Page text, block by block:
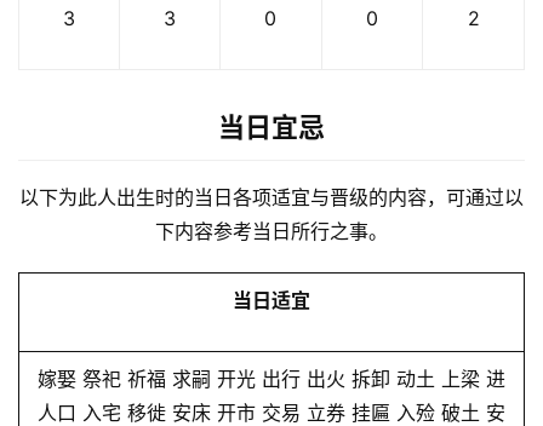
3 3 0 0 2
当日宜忌
以下为此人出生时的当日各项适宜与晋级的内容，可通过以
下内容参考当日所行之事。
当日适宜
嫁娶 祭祀 祈福 求嗣 开光 出行 出火 拆卸 动土 上梁 进
人口 入宅 移徙 安床 开市 交易 立券 挂匾 入殓 破土 安